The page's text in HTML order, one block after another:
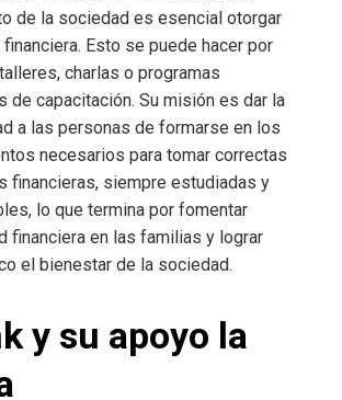
de la sociedad es esencial otorgar
Esto se puede hacer por
charlas o programas
de capacitación. Su misión es dar la
a las personas de formarse en los
necesarios para tomar correctas
financieras, siempre estudiadas y
lo que termina por fomentar
financiera en las familias y lograr
el bienestar de la sociedad.
y su apoyo la